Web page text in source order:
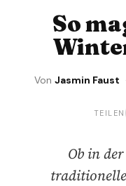
So
Von Jasmin Faust
TEILEN
Ob in